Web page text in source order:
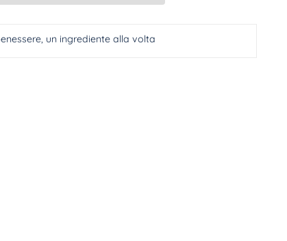
un ingrediente alla volta